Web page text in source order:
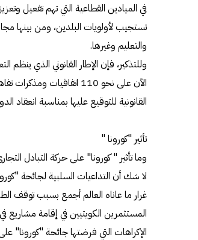
في الميادين القطاعية التي تهم تفعيل
تستجيب لأولويات البلدين، ومن بينها
والتعليم وغيرها.
وللتذكير، فإن الإطار القانوني الذي ينظم
الآن على نحو 110
القانونية للتوقيع عليها بمناسبة انعقاد الدورة 10 للجنة العليا المشتركة تهم مختلف مجالات
تأثير "كورونا "
وما تأثير " كورونا" على حركة التبادل
لا شك أن التداعيات السلبية لجائحة
غرار ما عاناه العالم أجمع بسبب توقف
المستثمرين الكويتيين في إقامة
الإكراهات التي فرضتها جائحة "كورونا"